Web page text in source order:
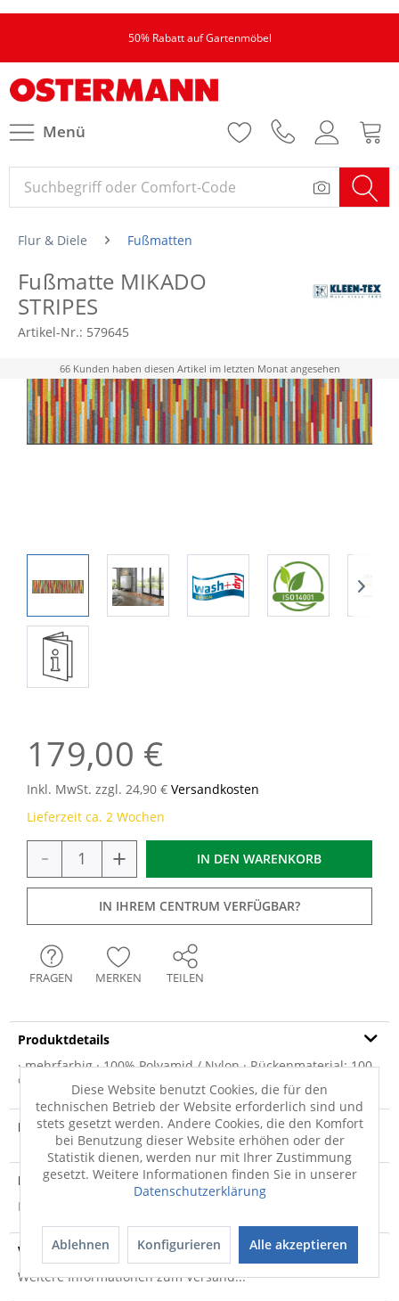
50% Rabatt auf Gartenmöbel
Menü
Flur & Diele Fußmatten
Fußmatte MIKADO
STRIPES
Artikel-Nr.: 579645
66 Kunden haben diesen Artikel im letzten Monat angesehen
179,00 €
Inkl. MwSt. zzgl. 24,90 € Versandkosten
Lieferzeit ca. 2 Wochen
- + IN DEN WARENKORB
IN IHREM CENTRUM VERFÜGBAR?
FRAGEN MERKEN TEILEN
Produktdetails
· mehrfarbig · 100% Polyamid / Nylon · Rückenmaterial: 100
% Nitrilgummi · Mit wash+dry... mehr
Produktvideo
Produktsicherheit
Produktsicherheit
Versandinfo
Weitere Informationen zum Versand...
Diese Website benutzt Cookies, die für den
technischen Betrieb der Website erforderlich sind und
stets gesetzt werden. Andere Cookies, die den Komfort
bei Benutzung dieser Website erhöhen oder der
Statistik dienen, werden nur mit Ihrer Zustimmung
gesetzt. Weitere Informationen finden Sie in unserer
Datenschutzerklärung
Ablehnen Konfigurieren Alle akzeptieren